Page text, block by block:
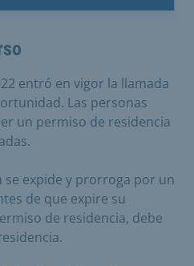
entró en vigor la llamada
Las personas
un permiso de residencia
se expide y prorroga por un
de que expire su
de residencia, debe